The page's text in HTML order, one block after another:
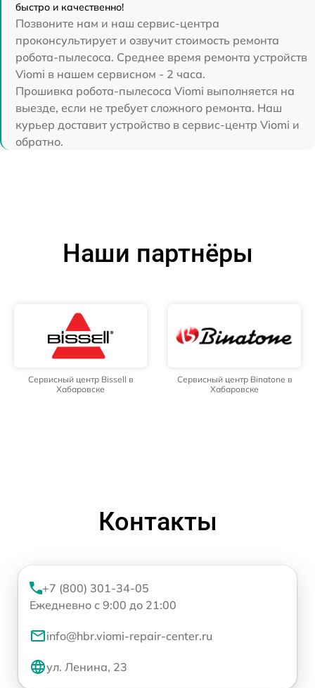
быстро и качественно!
Позвоните нам и наш сервис-центра
проконсультирует и озвучит стоимость ремонта
робота-пылесоса. Среднее время ремонта устройств
Viomi в нашем сервисном - 2 часа.
Прошивка робота-пылесоса Viomi выполняется на
выезде, если не требует сложного ремонта. Наш
курьер доставит устройство в сервис-центр Viomi и
обратно.
Наши партнёры
Сервисный центр Bissell в
Хабаровске
Сервисный центр Binatone в
Хабаровске
Контакты
+7 (800) 301-34-05
Ежедневно с 9:00 до 21:00
info@hbr.viomi-repair-center.ru
ул. Ленина, 23